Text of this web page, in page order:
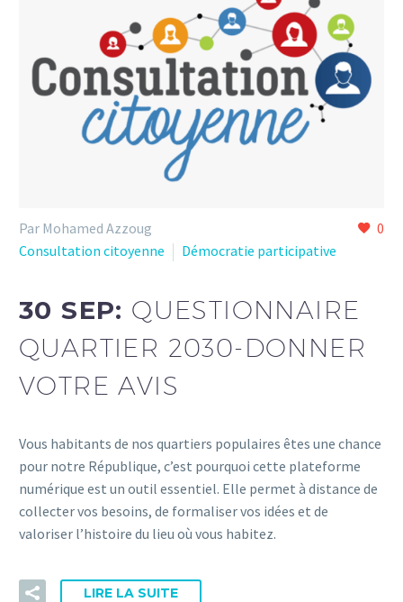
0
Par Mohamed Azzoug
Consultation citoyenne
Démocratie participative
30 SEP: QUESTIONNAIRE
QUARTIER 2030-DONNER
VOTRE AVIS
Vous habitants de nos quartiers populaires êtes une chance
pour notre République, c’est pourquoi cette plateforme
numérique est un outil essentiel. Elle permet à distance de
collecter vos besoins, de formaliser vos idées et de
valoriser l’histoire du lieu où vous habitez.
LIRE LA SUITE